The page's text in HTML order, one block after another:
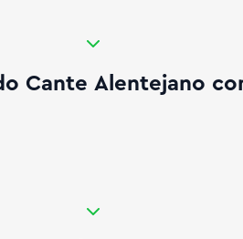
Cante Alentejano